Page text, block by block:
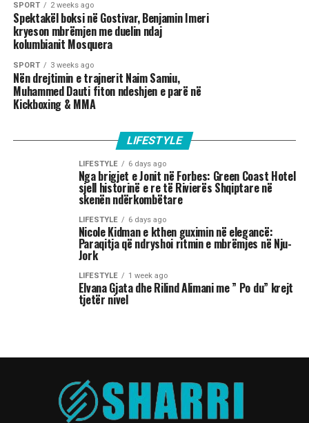
SPORT 2 weeks ago
Spektakël boksi në Gostivar, Benjamin Imeri
kryeson mbrëmjen me duelin ndaj
kolumbianit Mosquera
SPORT 3 weeks ago
Nën drejtimin e trajnerit Naim Samiu,
Muhammed Dauti fiton ndeshjen e parë në
Kickboxing & MMA
LIFESTYLE
LIFESTYLE 6 days ago
Nga brigjet e Jonit në Forbes: Green Coast Hotel
sjell historinë e re të Rivierës Shqiptare në
skenën ndërkombëtare
LIFESTYLE 6 days ago
Nicole Kidman e kthen guximin në elegancë:
Paraqitja që ndryshoi ritmin e mbrëmjes në Nju-
Jork
LIFESTYLE 1 week ago
Elvana Gjata dhe Rilind Alimani me ” Po du” krejt
tjetër nivel